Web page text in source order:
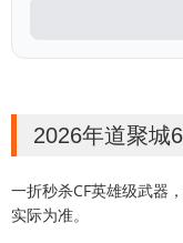
2026年道聚城
一折秒杀CF英雄级武器
实际为准。